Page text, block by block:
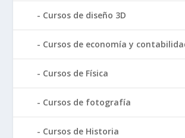
Cursos de diseño 3D
Cursos de economía y
Cursos de Física
Cursos de fotografía
Cursos de Historia